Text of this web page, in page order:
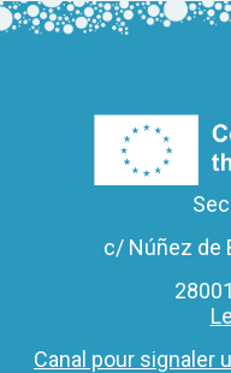
c/ Núñez de
Canal pour signaler